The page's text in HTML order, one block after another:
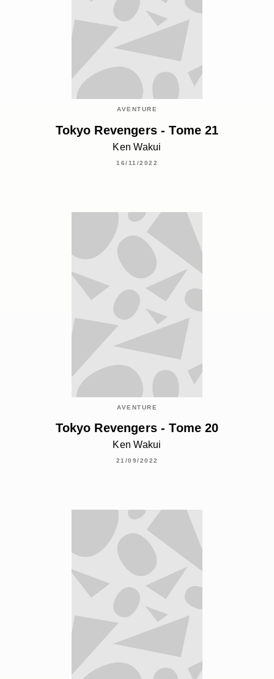
AVENTURE
Tokyo Revengers - Tome 21
Ken Wakui
16/11/2022
AVENTURE
Tokyo Revengers - Tome 20
Ken Wakui
21/09/2022